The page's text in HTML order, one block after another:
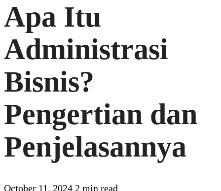
Apa Itu
Administrasi
Bisnis?
Pengertian dan
Penjelasannya
October 11, 2024 2 min read